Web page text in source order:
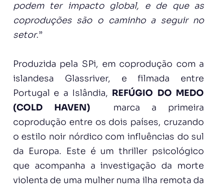
podem ter impacto global, e de que as
coproduções são o caminho a seguir no
setor.”
Produzida pela SPi, em coprodução com a
islandesa Glassriver, e filmada entre
Portugal e a Islândia, REFÚGIO DO MEDO
(COLD HAVEN)marca a primeira
coprodução entre os dois países, cruzando
o estilo noir nórdico com influências do sul
da Europa. Este é um thriller psicológico
que acompanha a investigação da morte
violenta de uma mulher numa ilha remota da